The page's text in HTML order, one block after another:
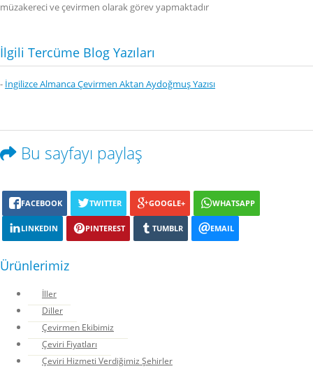
müzakereci ve çevirmen olarak görev yapmaktadır
İlgili Tercüme Blog Yazıları
- İngilizce Almanca Çevirmen Aktan Aydoğmuş Yazısı
Bu sayfayı paylaş
FACEBOOK TWITTER GOOGLE+ WHATSAPP
LINKEDIN PINTEREST TUMBLR EMAIL
Ürünlerimiz
İller
Diller
Çevirmen Ekibimiz
Çeviri Fiyatları
Çeviri Hizmeti Verdiğimiz Şehirler